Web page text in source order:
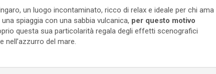
un luogo incontaminato, ricco di relax e ideale per chi ama
spiaggia con una sabbia vulcanica, per questo motivo
questa sua particolarità regala degli effetti scenografici
del mare.